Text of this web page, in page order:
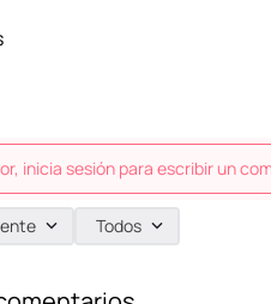
inicia sesión para escribir un
Todos